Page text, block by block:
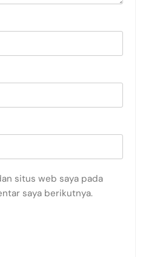
situs web saya pada
saya berikutnya.